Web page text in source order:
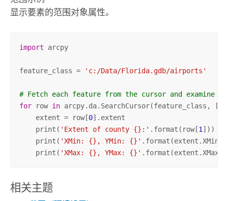
显示要素的范围对象属性。
import arcpy
feature_class = 'c:/Data/Florida.gdb/airports'
# Fetch each feature from the cursor and examine
for row in arcpy.da.SearchCursor(feature_class, [
    extent = row[
0].extent
    print(
'Extent of county {}:' .format(row[1 ]))
    print(
'XMin: {}, YMin: {}' .format(extent.XMin,
    print(
'XMax: {}, YMax: {}' .format(extent.XMax,
相关主题